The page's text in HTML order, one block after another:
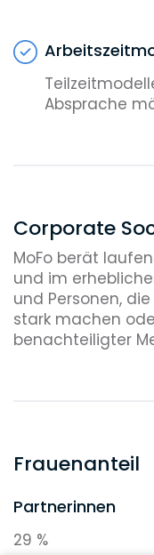
Absprache
Corporate
MoFo berät
und im
und Personen,
stark machen
benachteiligter
Frauenanteil
Partnerinnen
29 %